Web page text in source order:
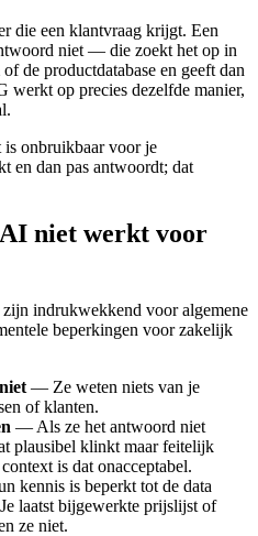
die een klantvraag krijgt. Een
niet — die zoekt het op in
de productdatabase en geeft dan
werkt op precies dezelfde manier,
onbruikbaar voor je
en dan pas antwoordt; dat
niet werkt voor
indrukwekkend voor algemene
beperkingen voor zakelijk
— Ze weten niets van je
of klanten.
— Als ze het antwoord niet
plausibel klinkt maar feitelijk
is dat onacceptabel.
kennis is beperkt tot de data
laatst bijgewerkte prijslijst of
ze niet.